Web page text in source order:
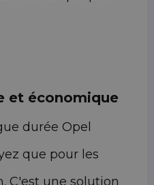
et économique
durée Opel
que pour les
C'est une solution